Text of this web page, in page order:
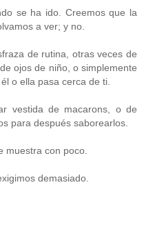
se ha ido. Creemos que la
a ver; y no.
de rutina, otras veces de
ojos de niño, o simplemente
o ella pasa cerca de ti.
vestida de macarons, o de
para después saborearlos.
muestra con poco.
demasiado.